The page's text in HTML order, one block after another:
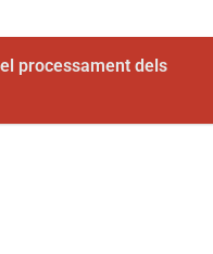
processament dels